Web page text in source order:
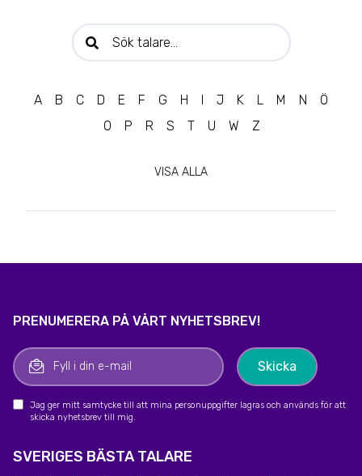
Sök talare:
A B C D E F G H I J K L M N
Ö
O
P R S T U W Z
VISA ALLA
SVERIGES BÄSTA TALARE
PRENUMERERA PÅ VÅRT NYHETSBREV!
Jag ger mitt samtycke till att mina personuppgifter lagras och används för att
skicka nyhetsbrev till mig.